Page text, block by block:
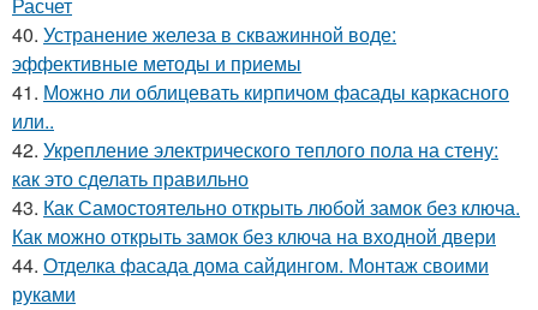
40. Устранение железа в скважинной воде:
эффективные методы и приемы
41. Можно ли облицевать кирпичом фасады каркасного
или..
42. Укрепление электрического теплого пола на стену:
как это сделать правильно
43. Как Самостоятельно открыть любой замок без ключа.
Как можно открыть замок без ключа на входной двери
44. Отделка фасада дома сайдингом. Монтаж своими
руками